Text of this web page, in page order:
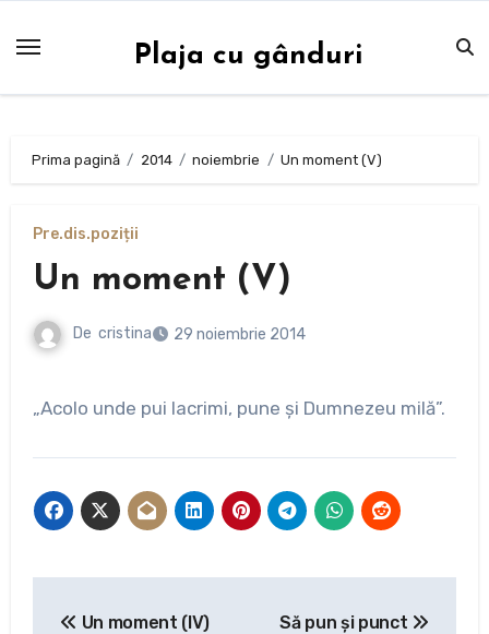
Plaja cu gânduri
Prima pagină 2014 noiembrie Un moment (V)
Pre.dis.poziții
Un moment (V)
De cristina 29 noiembrie 2014
„Acolo unde pui lacrimi, pune și Dumnezeu milă”.
Un moment (IV) Să pun și punct